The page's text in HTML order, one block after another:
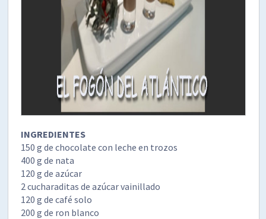
INGREDIENTES
150 g de chocolate con leche en trozos
400 g de nata
120 g de azúcar
2 cucharaditas de azúcar vainillado
120 g de café solo
200 g de ron blanco